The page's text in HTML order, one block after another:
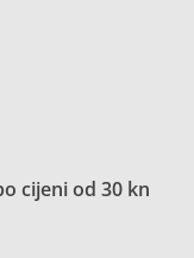
cijeni od 30 kn